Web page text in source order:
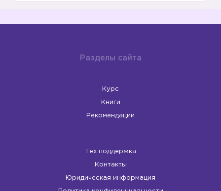
Разделы сайта
Курс
Книги
Рекомендации
Тех поддержка
Контакты
Юридическая информация